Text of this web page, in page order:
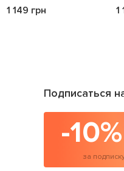
1 149 грн
1
Подписаться
-10%
за